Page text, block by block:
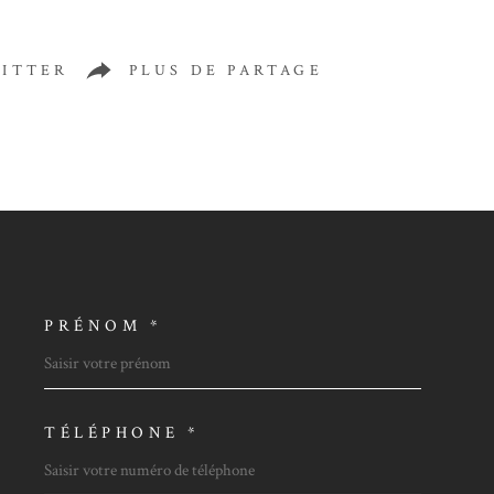
PLUS DE PARTAGE
PRÉNOM *
TÉLÉPHONE *